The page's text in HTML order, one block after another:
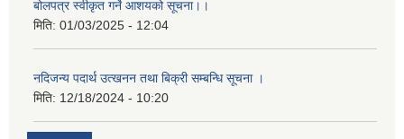
बोलपत्र स्वीकृत गर्ने आशयको सूचना।।
मिति: 01/03/2025 - 12:04
नदिजन्य पदार्थ उत्खनन तथा बिक्री सम्बन्धि सूचना ।
मिति: 12/18/2024 - 10:20